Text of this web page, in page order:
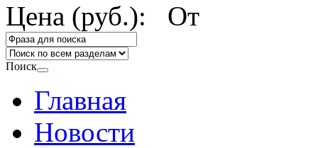
Цена (руб.): От
Поиск
Главная
Новости